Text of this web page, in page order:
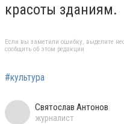
красоты зданиям.
Если вы заметили ошибку, выделите
сообщить об этом редакции
#культура
Святослав Антонов
журналист